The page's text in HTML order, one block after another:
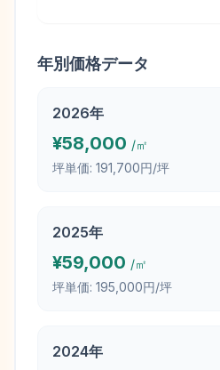
年別価格データ
2026年
¥58,000 /㎡
坪単価: 191,700円/坪
2025年
¥59,000 /㎡
坪単価: 195,000円/坪
2024年